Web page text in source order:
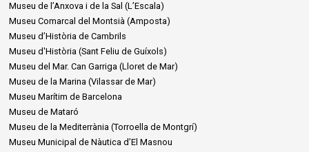
Museu de l’Anxova i de la Sal (L’Escala)
Museu Comarcal del Montsià (Amposta)
Museu d’Història de Cambrils
Museu d'Història (Sant Feliu de Guíxols)
Museu del Mar. Can Garriga (Lloret de Mar)
Museu de la Marina (Vilassar de Mar)
Museu Marítim de Barcelona
Museu de Mataró
Museu de la Mediterrània (Torroella de Montgrí)
Museu Municipal de Nàutica d’El Masnou